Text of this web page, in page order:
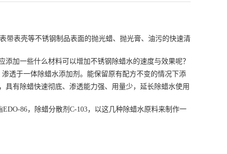
带表壳等不锈钢制品表面的抛光蜡、抛光膏、油污的快速清
加一些什么材料可以增加不锈钢除蜡水的速度与效果呢？
透于一体除蜡水添加剂。能保留原有配方不变的情况下添
具有除蜡快速彻底、渗透能力强、用量少，延长除蜡水使用
86，除蜡分散剂C-103，以这几种除蜡水原料来制作一